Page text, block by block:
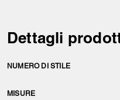
Dettagli
NUMERO DI STILE
MISURE